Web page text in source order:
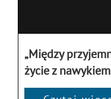
„Między
życie z